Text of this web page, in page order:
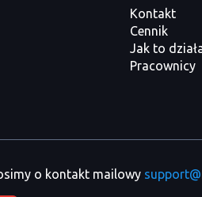
Kontakt
Cennik
Jak to
Pracownicy
o kontakt mailowy